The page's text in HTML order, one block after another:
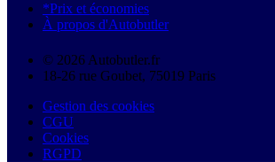
*Prix et économies
À propos d'Autobutler
© 2026 Autobutler.fr
18-26 rue Goubet, 75019 Paris
Gestion des cookies
CGU
Cookies
RGPD